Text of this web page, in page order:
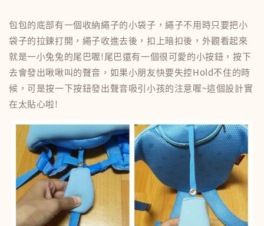
包包的底部有一個收納繩子的小袋子，繩子不用時只要把小
袋子的拉鍊打開，繩子收進去後，扣上暗扣後，外觀看起來
就是一小兔兔的尾巴喔!尾巴還有一個很可愛的小按鈕，按下
去會發出啾啾叫的聲音，如果小朋友快要失控Hold不住的時
候，可是按一下按鈕發出聲音吸引小孩的注意喔~這個設計實
在太貼心啦!